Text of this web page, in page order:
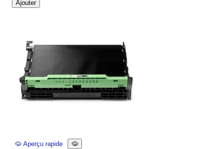
Ajouter
Aperçu rapide